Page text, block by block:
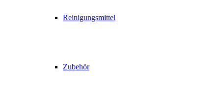
Reinigungsmittel
Zubehör